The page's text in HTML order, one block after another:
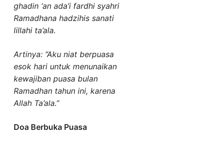
ghadin ‘an ada’i fardhi syahri
Ramadhana hadzihis sanati
lillahi ta’ala.
Artinya: “Aku niat berpuasa
esok hari untuk menunaikan
kewajiban puasa bulan
Ramadhan tahun ini, karena
Allah Ta’ala.”
Doa Berbuka Puasa